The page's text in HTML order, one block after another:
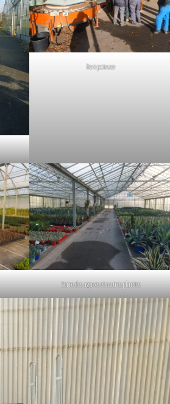
Rempoteuse
Serre des agaves et autres plantes